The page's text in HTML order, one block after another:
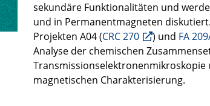
sekundäre Funktionalitäten und
und in Permanentmagneten
Projekten A04(CRC 270 ) und FA
Analyse der chemischen
magnetischen Charakterisierung.